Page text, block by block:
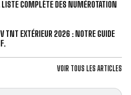
COMPLÈTE DES NUMÉROTATION
TNT EXTÉRIEUR 2026 : NOTRE GUIDE
VOIR TOUS LES ARTICLES